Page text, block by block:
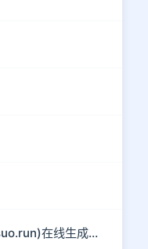
3分钟搞定防红链接！快缩短网址(suo.run)在线生成指南